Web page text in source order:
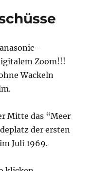
Zoom!!!
Wackeln
Mitte das “Meer
der ersten
Juli 1969.